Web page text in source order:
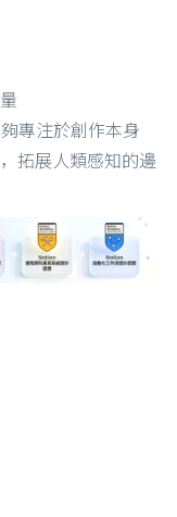
專注於創作本身
拓展人類感知的邊